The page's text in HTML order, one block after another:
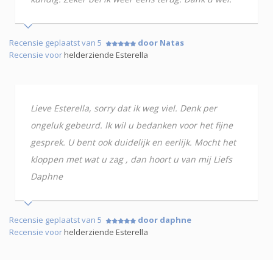
Recensie geplaatst van 5
door Natas
Recensie voorhelderziende Esterella
Lieve Esterella, sorry dat ik weg viel. Denk per
ongeluk gebeurd. Ik wil u bedanken voor het fijne
gesprek. U bent ook duidelijk en eerlijk. Mocht het
kloppen met wat u zag , dan hoort u van mij Liefs
Daphne
Recensie geplaatst van 5
door daphne
Recensie voorhelderziende Esterella